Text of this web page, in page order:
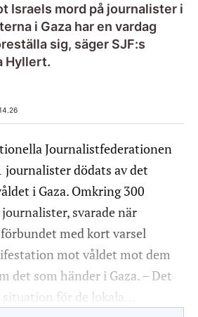
Israels mord på journalister i
i Gaza har en vardag
sig, säger SJF:s
Hyllert.
Journalistfederationen
journalister dödats av det
i Gaza. Omkring 300
svarade när
med kort varsel
mot våldet mot dem
det som händer i Gaza. – Det
för de lokala…